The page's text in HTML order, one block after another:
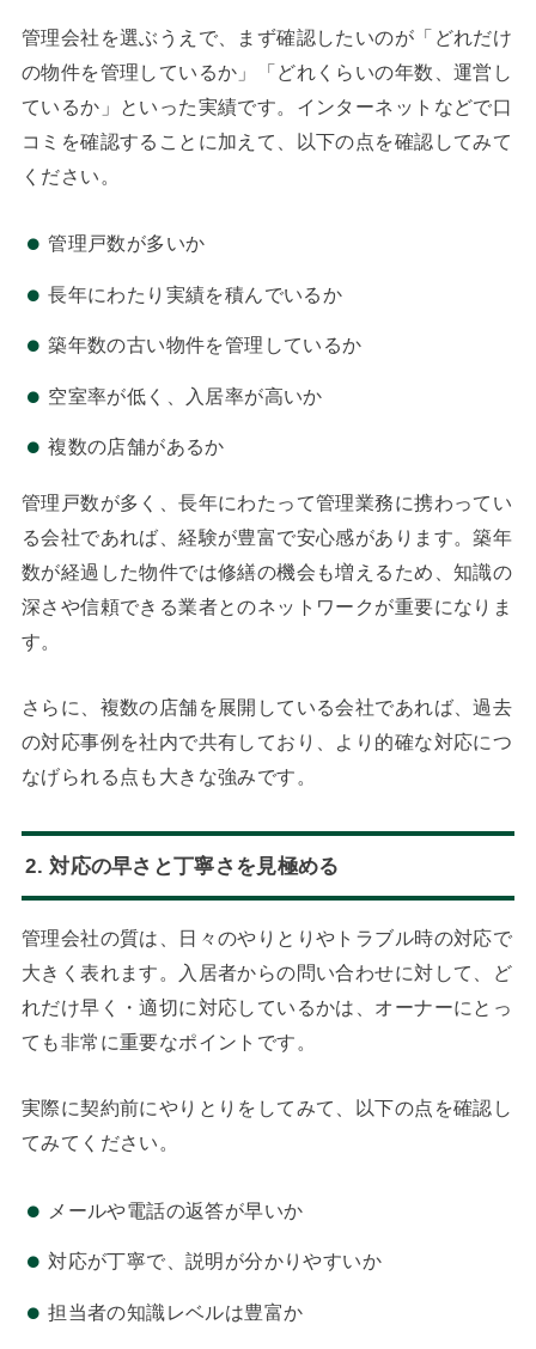
管理会社を選ぶうえで、まず確認したいのが「どれだけ
の物件を管理しているか」「どれくらいの年数、運営し
ているか」といった実績です。インターネットなどで口
コミを確認することに加えて、以下の点を確認してみて
ください。
管理戸数が多いか
長年にわたり実績を積んでいるか
築年数の古い物件を管理しているか
空室率が低く、入居率が高いか
複数の店舗があるか
管理戸数が多く、長年にわたって管理業務に携わってい
る会社であれば、経験が豊富で安心感があります。築年
数が経過した物件では修繕の機会も増えるため、知識の
深さや信頼できる業者とのネットワークが重要になりま
す。
さらに、複数の店舗を展開している会社であれば、過去
の対応事例を社内で共有しており、より的確な対応につ
なげられる点も大きな強みです。
2. 対応の早さと丁寧さを見極める
管理会社の質は、日々のやりとりやトラブル時の対応で
大きく表れます。入居者からの問い合わせに対して、ど
れだけ早く・適切に対応しているかは、オーナーにとっ
ても非常に重要なポイントです。
実際に契約前にやりとりをしてみて、以下の点を確認し
てみてください。
メールや電話の返答が早いか
対応が丁寧で、説明が分かりやすいか
担当者の知識レベルは豊富か